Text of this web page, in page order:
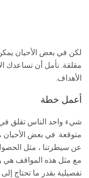
لكن في بعض الأحيان
مقلقة. نأمل أن تساعدك
الأهداف.
أعمل خطة
شيء واحد الناس تقلق
متوقعة. في بعض الأحيان
عن سيطرتنا ، مثل
مع مثل هذه المواقف
تفصيلية بقدر ما تحتاج